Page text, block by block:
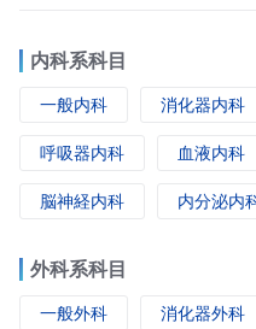
内科系科目
一般内科 消化器内科
呼吸器内科 血液内科
脳神経内科 内分泌内
外科系科目
一般外科 消化器外科